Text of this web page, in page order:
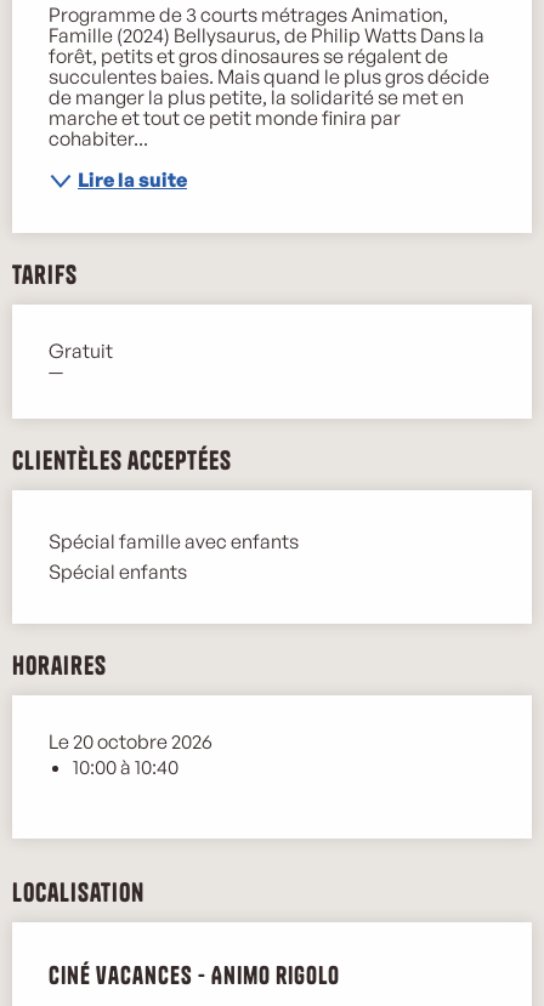
Programme de 3 courts métrages Animation,
Famille (2024) Bellysaurus, de Philip Watts Dans la
forêt, petits et gros dinosaures se régalent de
succulentes baies. Mais quand le plus gros décide
de manger la plus petite, la solidarité se met en
marche et tout ce petit monde finira par
cohabiter...
Lire la suite
Tarifs
Gratuit
—
Clientèles acceptées
Spécial famille avec enfants
Spécial enfants
Horaires
Le 20 octobre 2026
10:00 à 10:40
Localisation
Ciné vacances - Animo rigolo